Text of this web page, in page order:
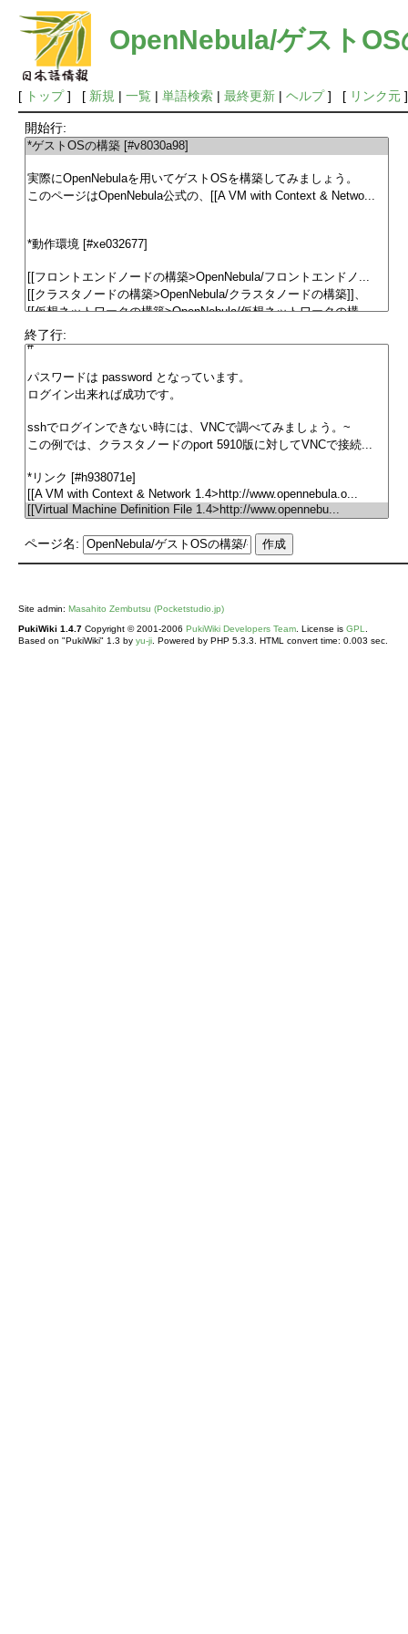
OpenNebula/ゲストOS
[ トップ] [ 新規 | 一覧 | 単語検索| 最終更新| ヘルプ] [ リンク元]
開始行:
終了行:
ページ名:
Site admin: Masahito Zembutsu (Pocketstudio.jp)
PukiWiki 1.4.7Copyright © 2001-2006 PukiWiki Developers Team. License is GPL
Based on "PukiWiki" 1.3 by yu-ji. Powered by PHP 5.3.3. HTML convert time: 0.003 sec.